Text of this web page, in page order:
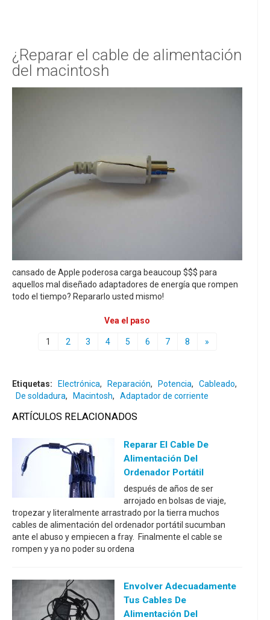
¿Reparar el cable de alimentación
del macintosh
cansado de Apple poderosa carga beaucoup $$$ para
aquellos mal diseñado adaptadores de energía que rompen
todo el tiempo? Repararlo usted mismo!
Vea el paso
1 2 3 4 5 6 7 8 »
Etiquetas: Electrónica, Reparación, Potencia, Cableado,
De soldadura, Macintosh, Adaptador de corriente
ARTÍCULOS RELACIONADOS
Reparar El Cable De
Alimentación Del
Ordenador Portátil
después de años de ser
arrojado en bolsas de viaje,
tropezar y literalmente arrastrado por la tierra muchos
cables de alimentación del ordenador portátil sucumban
ante el abuso y empiecen a fray. Finalmente el cable se
rompen y ya no poder su ordena
Envolver Adecuadamente
Tus Cables De
Alimentación Del